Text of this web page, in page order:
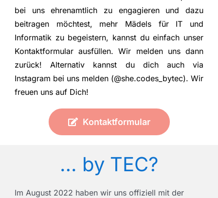
bei uns ehrenamtlich zu engagieren und dazu
beitragen möchtest, mehr Mädels für IT und
Informatik zu begeistern, kannst du einfach unser
Kontaktformular ausfüllen. Wir melden uns dann
zurück! Alternativ kannst du dich auch via
Instagram bei uns melden (@she.codes_bytec). Wir
freuen uns auf Dich!
Kontaktformular
… by TEC?
Im August 2022 haben wir uns offiziell mit der